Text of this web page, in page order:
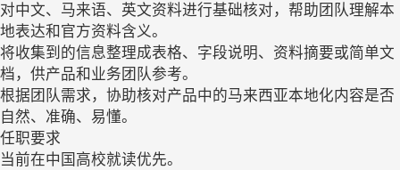
对中文、马来语、英文资料进行基础核对，帮助团队理解本
地表达和官方资料含义。
将收集到的信息整理成表格、字段说明、资料摘要或简单文
档，供产品和业务团队参考。
根据团队需求，协助核对产品中的马来西亚本地化内容是否
自然、准确、易懂。
任职要求
当前在中国高校就读优先。